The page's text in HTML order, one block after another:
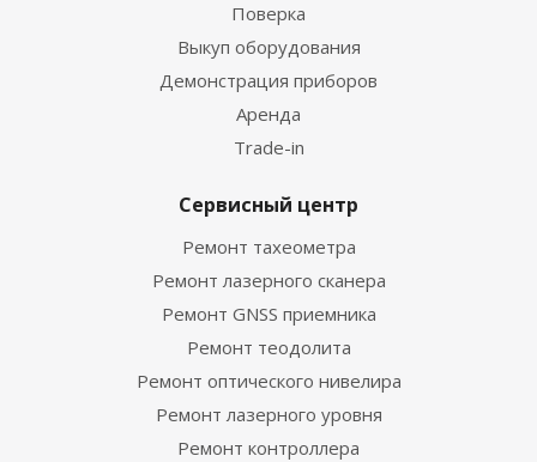
Поверка
Выкуп оборудования
Демонстрация приборов
Аренда
Trade-in
Сервисный центр
Ремонт тахеометра
Ремонт лазерного сканера
Ремонт GNSS приемника
Ремонт теодолита
Ремонт оптического нивелира
Ремонт лазерного уровня
Ремонт контроллера